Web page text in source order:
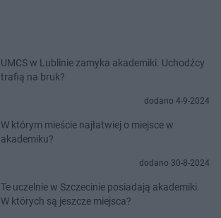
UMCS w Lublinie zamyka akademiki. Uchodźcy
trafią na bruk?
dodano 4-9-2024
W którym mieście najłatwiej o miejsce w
akademiku?
dodano 30-8-2024
Te uczelnie w Szczecinie posiadają akademiki.
W których są jeszcze miejsca?